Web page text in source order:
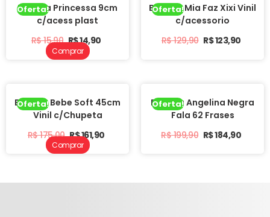
Oferta!
Boneca Princessa 9cm
c/acess plast
R$15,90 R$14,90
Oferta!
Boneca Mia Faz Xixi Vinil
c/acessorio
R$129,90 R$123,90
Comprar
Oferta!
Boneca Bebe Soft 45cm
Vinil c/Chupeta
R$175,00 R$161,90
Oferta!
Boneca Angelina Negra
Fala 62 Frases
R$199,90 R$184,90
Comprar